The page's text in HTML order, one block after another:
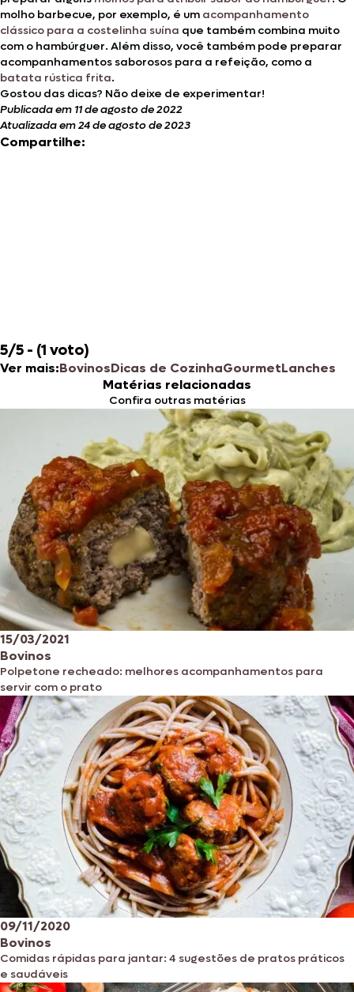
molho barbecue, por exemplo, é um acompanhamento
clássico para a costelinha suína que também combina muito
com o hambúrguer. Além disso, você também pode preparar
acompanhamentos saborosos para a refeição, como a
batata rústica frita.
Gostou das dicas? Não deixe de experimentar!
Publicada em 11 de agosto de 2022
Atualizada em 24 de agosto de 2023
Compartilhe:
5/5 - (1 voto)
Ver mais:BovinosDicas de CozinhaGourmetLanches
Matérias relacionadas
Confira outras matérias
15/03/2021
Bovinos
Polpetone recheado: melhores acompanhamentos para
servir com o prato
09/11/2020
Bovinos
Comidas rápidas para jantar: 4 sugestões de pratos práticos
e saudáveis